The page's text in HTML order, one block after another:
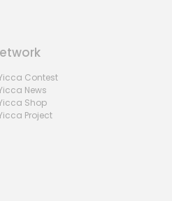
Contest
News
Shop
Project